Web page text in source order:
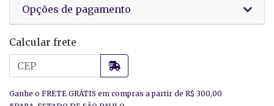
Opções de pagamento
Calcular frete